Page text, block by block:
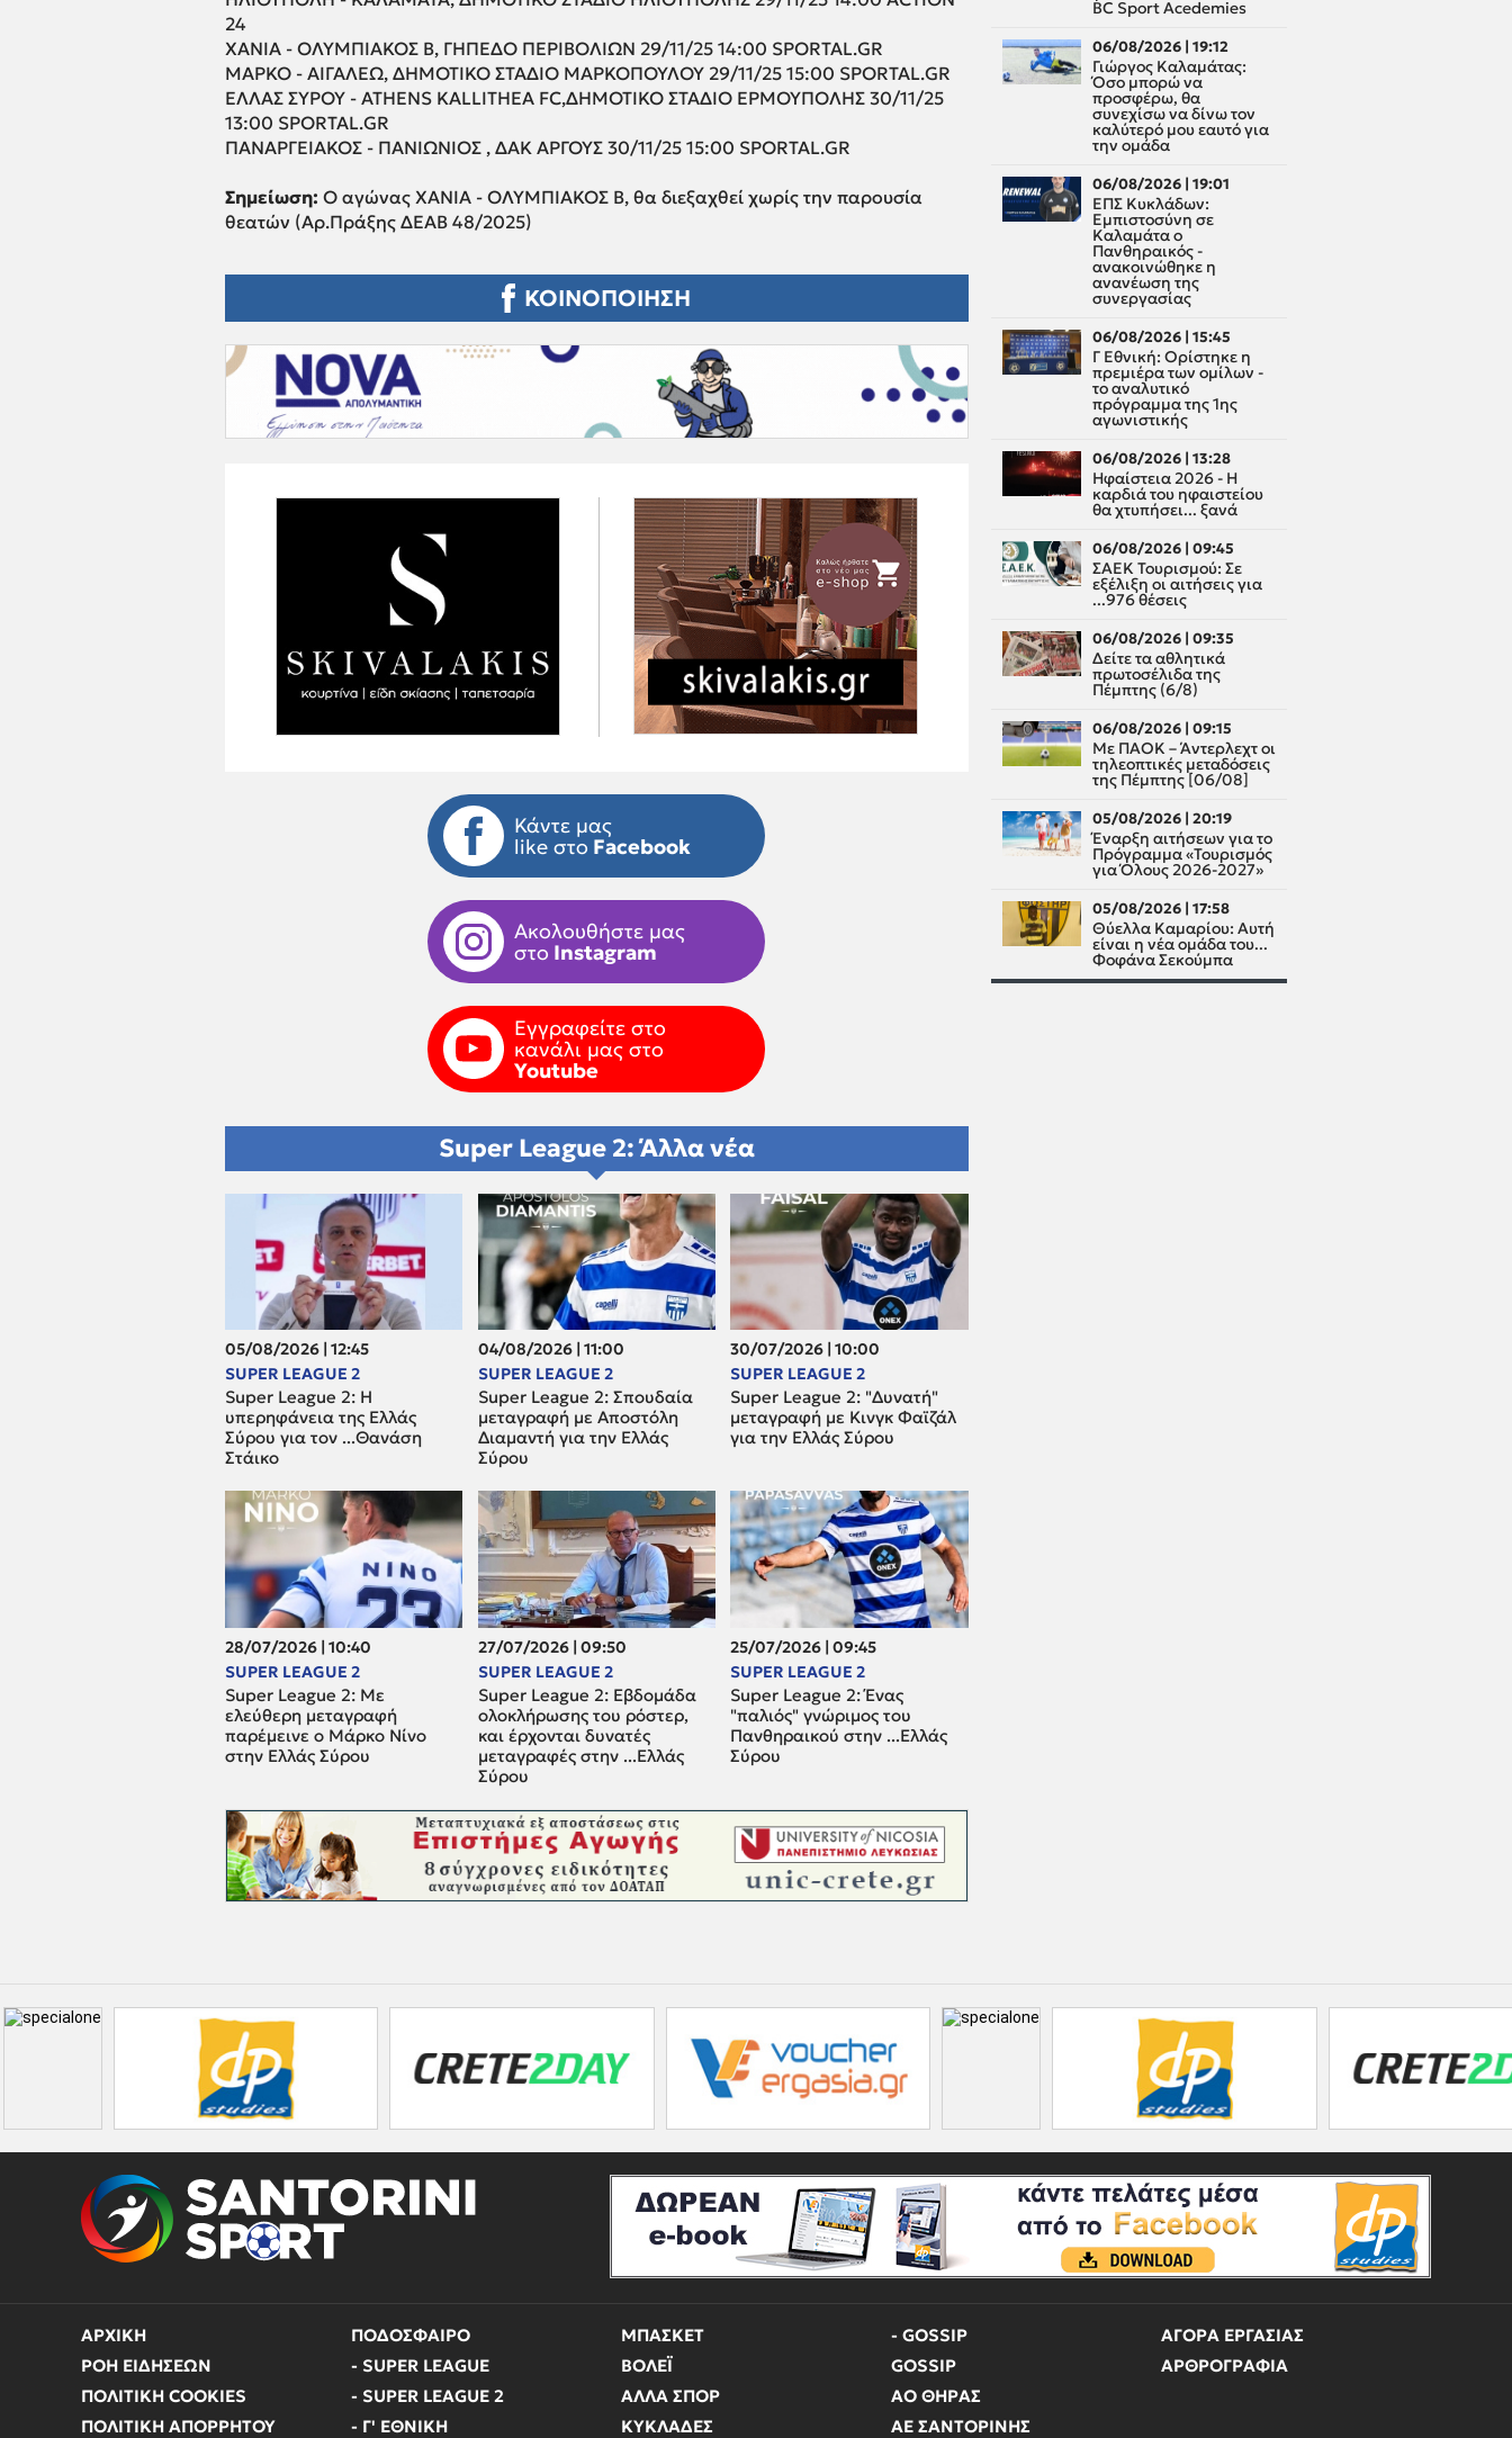
24
XANIA - OΛΥΜΠΙΑΚΟΣ Β, ΓΗΠΕΔΟ ΠΕΡΙΒΟΛΙΩΝ 29/11/25 14:00 SPORTAL.GR
ΜΑΡΚΟ - ΑΙΓΑΛΕΩ, ΔΗΜΟΤΙΚΟ ΣΤΑΔΙΟ ΜΑΡΚΟΠΟΥΛΟΥ 29/11/25 15:00 SPORTAL.GR
ΕΛΛΑΣ ΣΥΡΟΥ - ATHENS KALLITHEA FC,ΔHMOTIKO ΣΤΑΔΙΟ ΕΡΜΟΥΠΟΛΗΣ 30/11/25
13:00 SPORTAL.GR
ΠΑΝΑΡΓΕΙΑΚΟΣ - ΠΑΝΙΩΝΙΟΣ , ΔΑΚ ΑΡΓΟΥΣ 30/11/25 15:00 SPORTAL.GR
Σημείωση: Ο αγώνας ΧΑΝΙΑ - ΟΛΥΜΠΙΑΚΟΣ Β, θα διεξαχθεί χωρίς την παρουσία
θεατών (Αρ.Πράξης ΔΕΑΒ 48/2025)
ΚΟΙΝΟΠΟΙΗΣΗ
Κάντε μας
like στο Facebook
Ακολουθήστε μας
στο Instagram
Εγγραφείτε στο
κανάλι μας στο
Youtube
Super League 2: Άλλα νέα
05/08/2026 | 12:45
SUPER LEAGUE 2
Super League 2: H
υπερηφάνεια της Ελλάς
Σύρου για τον ...Θανάση
Στάικο
04/08/2026 | 11:00
SUPER LEAGUE 2
Super League 2: Σπουδαία
μεταγραφή με Αποστόλη
Διαμαντή για την Ελλάς
Σύρου
30/07/2026 | 10:00
SUPER LEAGUE 2
Super League 2: "Δυνατή"
μεταγραφή με Κινγκ Φαϊζάλ
για την Ελλάς Σύρου
28/07/2026 | 10:40
SUPER LEAGUE 2
Super League 2: Mε
ελεύθερη μεταγραφή
παρέμεινε ο Μάρκο Νίνο
στην Ελλάς Σύρου
27/07/2026 | 09:50
SUPER LEAGUE 2
Super League 2: Εβδομάδα
ολοκλήρωσης του ρόστερ,
και έρχονται δυνατές
μεταγραφές στην ...Ελλάς
Σύρου
25/07/2026 | 09:45
SUPER LEAGUE 2
Super League 2: Ένας
"παλιός" γνώριμος του
Πανθηραικού στην ...Ελλάς
Σύρου
BC Sport Acedemies
06/08/2026 | 19:12
Γιώργος Καλαμάτας:
Όσο μπορώ να
προσφέρω, θα
συνεχίσω να δίνω τον
καλύτερό μου εαυτό για
την ομάδα
06/08/2026 | 19:01
ΕΠΣ Κυκλάδων:
Εμπιστοσύνη σε
Καλαμάτα ο
Πανθηραικός -
ανακοινώθηκε η
ανανέωση της
συνεργασίας
06/08/2026 | 15:45
Γ Εθνική: Ορίστηκε η
πρεμιέρα των ομίλων -
το αναλυτικό
πρόγραμμα της 1ης
αγωνιστικής
06/08/2026 | 13:28
Ηφαίστεια 2026 - Η
καρδιά του ηφαιστείου
θα χτυπήσει... ξανά
06/08/2026 | 09:45
ΣΑΕΚ Τουρισμού: Σε
εξέλιξη οι αιτήσεις για
...976 θέσεις
06/08/2026 | 09:35
Δείτε τα αθλητικά
πρωτοσέλιδα της
Πέμπτης (6/8)
06/08/2026 | 09:15
Με ΠΑΟΚ – Άντερλεχτ οι
τηλεοπτικές μεταδόσεις
της Πέμπτης [06/08]
05/08/2026 | 20:19
Έναρξη αιτήσεων για το
Πρόγραμμα «Τουρισμός
για Όλους 2026-2027»
05/08/2026 | 17:58
Θύελλα Καμαρίου: Αυτή
είναι η νέα ομάδα του...
Φοφάνα Σεκούμπα
ΑΡΧΙΚΗ
ΡΟΗ ΕΙΔΗΣΕΩΝ
ΠΟΛΙΤΙΚΗ COOKIES
ΠΟΛΙΤΙΚΗ ΑΠΟΡΡΗΤΟΥ
ΠΟΔΟΣΦΑΙΡΟ
- SUPER LEAGUE
- SUPER LEAGUE 2
- Γ' ΕΘΝΙΚΗ
ΜΠΑΣΚΕΤ
ΒΟΛΕΪ
ΑΛΛΑ ΣΠΟΡ
ΚΥΚΛΑΔΕΣ
- GOSSIP
GOSSIP
ΑΟ ΘΗΡΑΣ
ΑΕ ΣΑΝΤΟΡΙΝΗΣ
ΑΓΟΡΑ ΕΡΓΑΣΙΑΣ
ΑΡΘΡΟΓΡΑΦΙΑ